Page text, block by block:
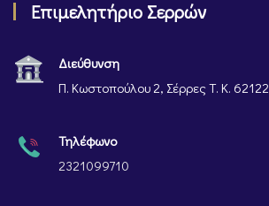
Επιμελητήριο Σερρών
Διεύθυνση
Π. Κωστοπούλου 2, Σέρρες Τ. Κ. 62122
Τηλέφωνο
2321099710